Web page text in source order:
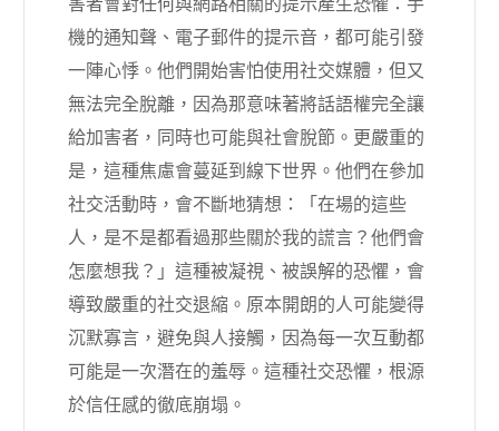
機的通知聲、電子郵件的提示音，都可能引發
一陣心悸。他們開始害怕使用社交媒體，但又
無法完全脫離，因為那意味著將話語權完全讓
給加害者，同時也可能與社會脫節。更嚴重的
是，這種焦慮會蔓延到線下世界。他們在參加
社交活動時，會不斷地猜想：「在場的這些
人，是不是都看過那些關於我的謊言？他們會
怎麼想我？」這種被凝視、被誤解的恐懼，會
導致嚴重的社交退縮。原本開朗的人可能變得
沉默寡言，避免與人接觸，因為每一次互動都
可能是一次潛在的羞辱。這種社交恐懼，根源
於信任感的徹底崩塌。